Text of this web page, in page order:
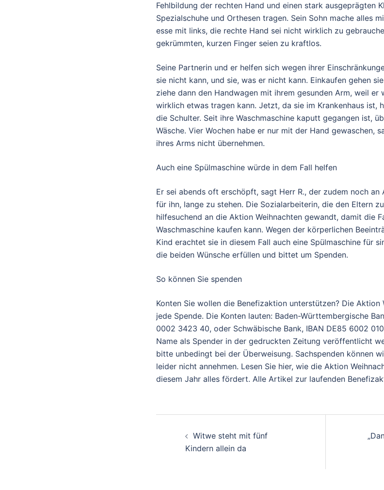
Fehlbildung der rechten Hand und einen stark ausgeprägten
Spezialschuhe und Orthesen tragen. Sein Sohn mache alles
esse mit links, die rechte Hand sei nicht wirklich zu
gekrümmten, kurzen Finger seien zu kraftlos.
Seine Partnerin und er helfen sich wegen ihrer
sie nicht kann, und sie, was er nicht kann. Einkaufen gehen
ziehe dann den Handwagen mit ihrem gesunden Arm, weil er
wirklich etwas tragen kann. Jetzt, da sie im Krankenhaus ist,
die Schulter. Seit ihre Waschmaschine kaputt gegangen ist,
Wäsche. Vier Wochen habe er nur mit der Hand gewaschen,
ihres Arms nicht übernehmen.
Auch eine Spülmaschine würde in dem Fall helfen
Er sei abends oft erschöpft, sagt Herr R., der zudem noch an
für ihn, lange zu stehen. Die Sozialarbeiterin, die den Eltern
hilfesuchend an die Aktion Weihnachten gewandt, damit die
Waschmaschine kaufen kann. Wegen der körperlichen
Kind erachtet sie in diesem Fall auch eine Spülmaschine für
die beiden Wünsche erfüllen und bittet um Spenden.
So können Sie spenden
Konten Sie wollen die Benefizaktion unterstützen? Die Aktion
jede Spende. Die Konten lauten: Baden-Württembergische
0002 3423 40, oder Schwäbische Bank, IBAN DE85 6002
Name als Spender in der gedruckten Zeitung veröffentlicht
bitte unbedingt bei der Überweisung. Sachspenden können
leider nicht annehmen. Lesen Sie hier, wie die Aktion
diesem Jahr alles fördert. Alle Artikel zur laufenden
Witwe steht mit fünf
Kindern allein da